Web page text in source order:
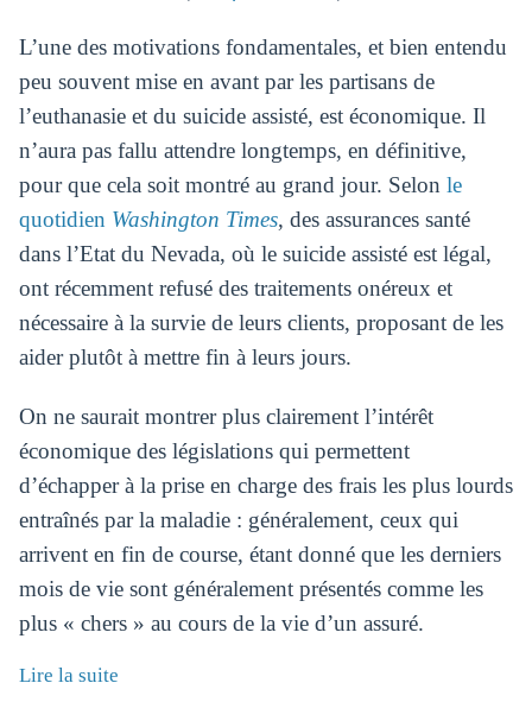
L’une des motivations fondamentales, et bien entendu
peu souvent mise en avant par les partisans de
l’euthanasie et du suicide assisté, est économique. Il
n’aura pas fallu attendre longtemps, en définitive,
pour que cela soit montré au grand jour. Selon le
quotidien Washington Times, des assurances santé
dans l’Etat du Nevada, où le suicide assisté est légal,
ont récemment refusé des traitements onéreux et
nécessaire à la survie de leurs clients, proposant de les
aider plutôt à mettre fin à leurs jours.
On ne saurait montrer plus clairement l’intérêt
économique des législations qui permettent
d’échapper à la prise en charge des frais les plus lourds
entraînés par la maladie : généralement, ceux qui
arrivent en fin de course, étant donné que les derniers
mois de vie sont généralement présentés comme les
plus « chers » au cours de la vie d’un assuré.
Lire la suite